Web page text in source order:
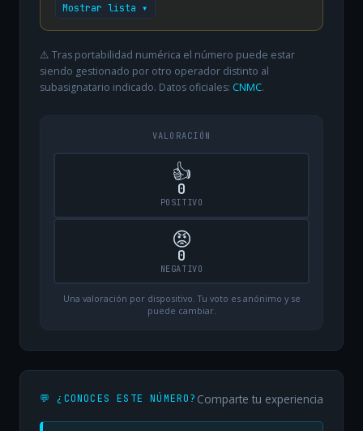
Mostrar lista ▾
⚠️ Tras portabilidad numérica el número puede estar
siendo gestionado por otro operador distinto al
subasignatario indicado. Datos oficiales: CNMC.
VALORACIÓN
👍
0
POSITIVO
😡
0
NEGATIVO
Una valoración por dispositivo. Tu voto es anónimo y se
puede cambiar.
💬 ¿CONOCES ESTE NÚMERO? Comparte tu experiencia